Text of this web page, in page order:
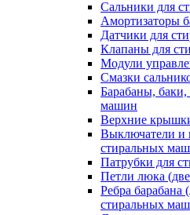
Сальники для
Амортизаторы
Датчики для
Клапаны для
Модули
Смазки
Барабаны,
машин
Верхние
Выключатели и
стиральных
Патрубки для
Петли люка
Ребра барабана
стиральных